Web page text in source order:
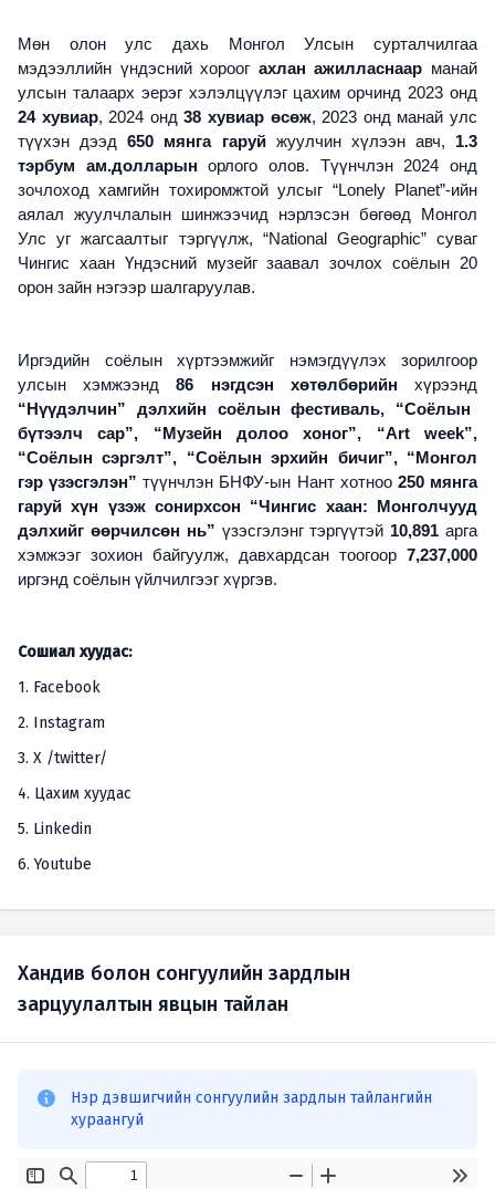
Мөн олон улс дахь Монгол Улсын сурталчилгаа
мэдээллийн үндэсний хороог ахлан ажилласнаар манай
улсын талаарх эерэг хэлэлцүүлэг цахим орчинд 2023 онд
24 хувиар, 2024 онд38 хувиар өсөж, 2023 онд манай улс
түүхэн дээд650 мянга гаруйжуулчин хүлээн авч, 1.3
тэрбум ам.долларын орлого олов. Түүнчлэн 2024 онд
зочлоход хамгийн тохиромжтой улсыг “Lonely Planet”-ийн
аялал жуулчлалын шинжээчид нэрлэсэн бөгөөд Монгол
Улс уг жагсаалтыг тэргүүлж, “National Geographic”суваг
Чингис хаан Үндэсний музейг заавал зочлох соёлын 20
орон зайн нэгээр шалгаруулав.
Иргэдийн соёлын хүртээмжийг нэмэгдүүлэх зорилгоор
улсын хэмжээнд86 нэгдсэн хөтөлбөрийнхүрээнд
“Нүүдэлчин” дэлхийн соёлын фестиваль, “Соёлын
бүтээлч сар”, “Музейн долоо хоног”, “Art week”,
“Соёлын сэргэлт”, “Соёлын эрхийн бичиг”, “Монгол
гэр үзэсгэлэн”түүнчлэн БНФУ-ын Нант хотноо250 мянга
гаруй хүн үзэж сонирхсон “Чингис хаан: Монголчууд
дэлхийг өөрчилсөн нь” үзэсгэлэнг тэргүүтэй 10,891 арга
хэмжээг зохион байгуулж, давхардсан тоогоор 7,237,000
иргэнд соёлын үйлчилгээг хүргэв.
Сошиал хуудас:
1. Facebook
2. Instagram
3. X /twitter/
4. Цахим хуудас
5. Linkedin
6.Youtube
Хандив болон сонгуулийн зардлын
зарцуулалтын явцын тайлан
Нэр дэвшигчийн сонгуулийн зардлын тайлангийн
хураангуй